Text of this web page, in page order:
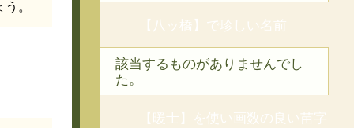
。
【八ッ橋】で珍しい名前
該当するものがありませんでし
た。
【暖士】を使い画数の良い苗字